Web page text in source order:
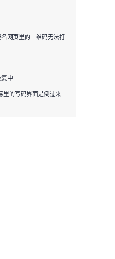
网页里的二维码无法打
中
里的写码界面是倒过来